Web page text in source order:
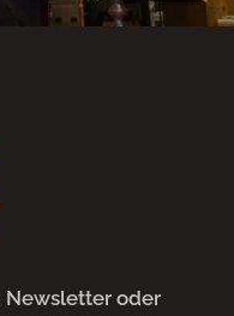
Newsletter oder